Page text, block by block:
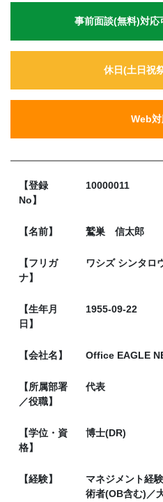
事前面談(無料)対応
休日(土日祝
Web
【登録
No】
10000011
【名前】 鷲巣 信太郎
【フリガ
ナ】
ワシズ シンタロ
【生年月
日】
1955-09-22
【会社名】 Office EAGLE
【所属部署
／役職】
代表
【学位・資
格】
博士(DR)
【経験】
マネジメント経
術者(OB含む)／